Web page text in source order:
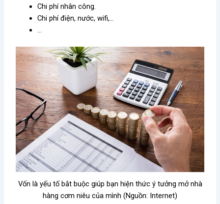
Chi phí nhân công.
Chi phí điện, nước, wifi,…
…
Vốn là yếu tố bắt buộc giúp bạn hiện thức ý tưởng mở nhà
hàng cơm niêu của mình (Nguồn: Internet)